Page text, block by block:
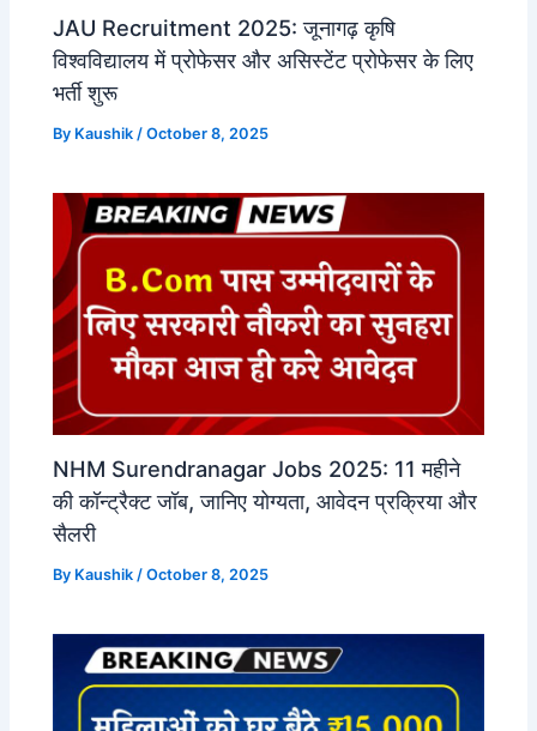
JAU Recruitment 2025: जूनागढ़ कृषि
विश्वविद्यालय में प्रोफेसर और असिस्टेंट प्रोफेसर के लिए
भर्ती शुरू
By Kaushik /October 8, 2025
NHM Surendranagar Jobs 2025: 11 महीने
की कॉन्ट्रैक्ट जॉब, जानिए योग्यता, आवेदन प्रक्रिया और
सैलरी
By Kaushik /October 8, 2025